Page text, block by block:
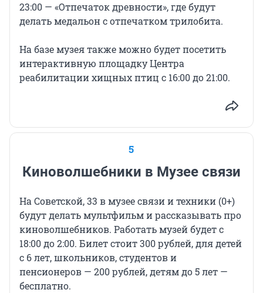
23:00 — «Отпечаток древности», где будут
делать медальон с отпечатком трилобита.
На базе музея также можно будет посетить
интерактивную площадку Центра
реабилитации хищных птиц с 16:00 до 21:00.
5
Киноволшебники в Музее связи
На Советской, 33 в музее связи и техники (0+)
будут делать мультфильм и рассказывать про
киноволшебников. Работать музей будет с
18:00 до 2:00. Билет стоит 300 рублей, для детей
с 6 лет, школьников, студентов и
пенсионеров — 200 рублей, детям до 5 лет —
бесплатно.